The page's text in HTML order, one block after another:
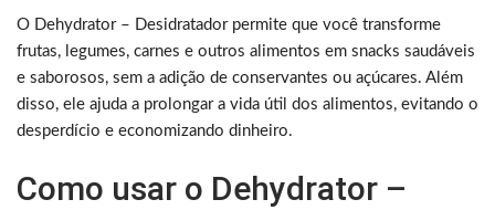
O Dehydrator – Desidratador permite que você transforme
frutas, legumes, carnes e outros alimentos em snacks saudáveis
e saborosos, sem a adição de conservantes ou açúcares. Além
disso, ele ajuda a prolongar a vida útil dos alimentos, evitando o
desperdício e economizando dinheiro.
Como usar o Dehydrator –